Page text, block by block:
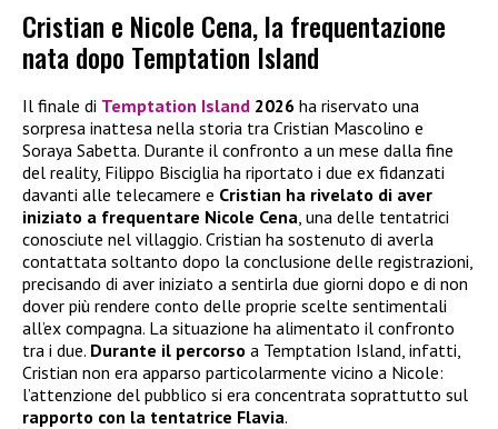
Cristian e Nicole Cena, la frequentazione
nata dopo Temptation Island
Il finale di Temptation Island 2026 ha riservato una
sorpresa inattesa nella storia tra Cristian Mascolino e
Soraya Sabetta. Durante il confronto a un mese dalla fine
del reality, Filippo Bisciglia ha riportato i due ex fidanzati
davanti alle telecamere e Cristian ha rivelato di aver
iniziato a frequentare Nicole Cena , una delle tentatrici
conosciute nel villaggio. Cristian ha sostenuto di averla
contattata soltanto dopo la conclusione delle registrazioni,
precisando di aver iniziato a sentirla due giorni dopo e di non
dover più rendere conto delle proprie scelte sentimentali
all’ex compagna. La situazione ha alimentato il confronto
tra i due. Durante il percorso a Temptation Island, infatti,
Cristian non era apparso particolarmente vicino a Nicole:
l’attenzione del pubblico si era concentrata soprattutto sul
rapporto con la tentatrice Flavia.